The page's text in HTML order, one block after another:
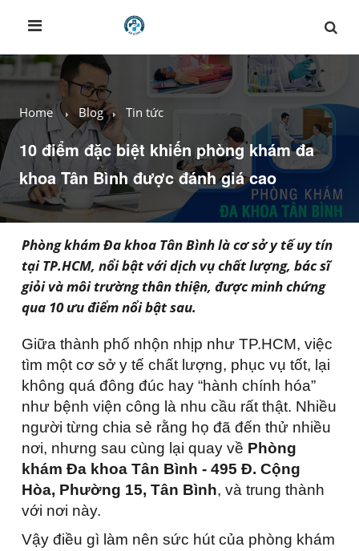
Home Blog Tin tức
10 điểm đặc biệt khiến phòng khám đa
khoa Tân Bình được đánh giá cao
Phòng khám Đa khoa Tân Bình là cơ sở y tế uy tín
tại TP.HCM, nổi bật với dịch vụ chất lượng, bác sĩ
giỏi và môi trường thân thiện, được minh chứng
qua 10 ưu điểm nổi bật sau.
Giữa thành phố nhộn nhịp như TP.HCM, việc
tìm một cơ sở y tế chất lượng, phục vụ tốt, lại
không quá đông đúc hay “hành chính hóa”
như bệnh viện công là nhu cầu rất thật. Nhiều
người từng chia sẻ rằng họ đã đến thử nhiều
nơi, nhưng sau cùng lại quay về Phòng
khám Đa khoa Tân Bình - 495 Đ. Cộng
Hòa, Phường 15, Tân Bình, và trung thành
với nơi này.
Vậy điều gì làm nên sức hút của phòng khám